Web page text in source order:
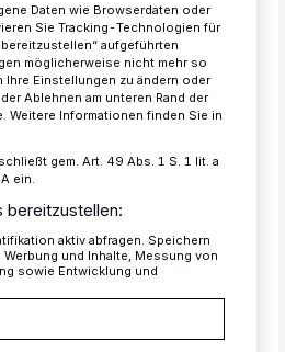
Daten wie Browserdaten oder
Sie Tracking-Technologien für
aufgeführten
möglicherweise nicht mehr so
Ihre Einstellungen zu ändern oder
Ablehnen am unteren Rand der
Weitere Informationen finden Sie in
gem. Art. 49 Abs. 1 S. 1 lit. a
ein.
bereitzustellen:
aktiv abfragen. Speichern
und Inhalte, Messung von
sowie Entwicklung und